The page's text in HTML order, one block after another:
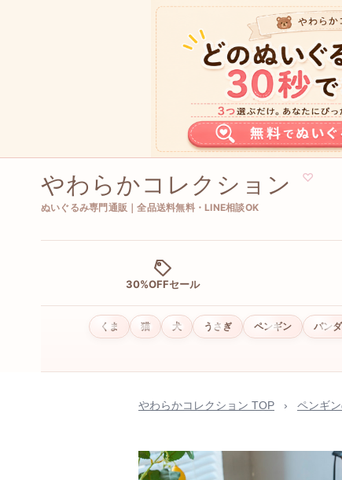
やわらかコレクション ♡
ぬいぐるみ専門通販｜全品送料無料・LINE相談OK
30%OFFセール
くま 猫 犬 うさぎ ペンギン パンダ
やわらかコレクション TOP › ペンギ